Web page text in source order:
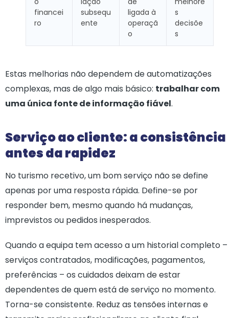
financei
ro
subsequ
ente
ligada à
operaçã
o
s
decisõe
s
Estas melhorias não dependem de automatizações
complexas, mas de algo mais básico: trabalhar com
uma única fonte de informação fiável.
Serviço ao cliente: a consistência
antes da rapidez
No turismo recetivo, um bom serviço não se define
apenas por uma resposta rápida. Define-se por
responder bem, mesmo quando há mudanças,
imprevistos ou pedidos inesperados.
Quando a equipa tem acesso a um historial completo –
serviços contratados, modificações, pagamentos,
preferências – os cuidados deixam de estar
dependentes de quem está de serviço no momento.
Torna-se consistente. Reduz as tensões internas e